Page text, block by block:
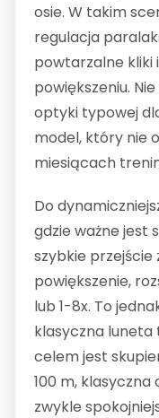
osie. W takim
regulacja
powtarzalne
powiększeniu.
optyki typowej
model, który nie
miesiącach
Do
gdzie ważne jest
szybkie przejście
powiększenie,
lub 1-8x. To
klasyczna luneta
celem jest
100 m,
zwykle